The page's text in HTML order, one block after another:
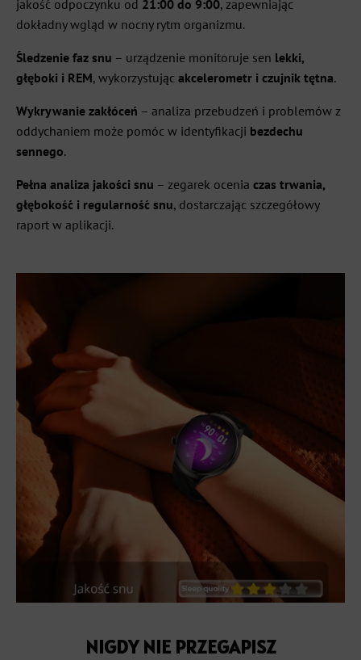
jakość odpoczynku od 21:00 do 9:00, zapewniając
dokładny wgląd w nocny rytm organizmu.
Śledzenie faz snu – urządzenie monitoruje sen lekki,
głęboki i REM, wykorzystując akcelerometr i czujnik tętna.
Wykrywanie zakłóceń – analiza przebudzeń i problemów z
oddychaniem może pomóc w identyfikacji bezdechu
sennego.
Pełna analiza jakości snu – zegarek ocenia czas trwania,
głębokość i regularność snu, dostarczając szczegółowy
raport w aplikacji.
NIGDY NIE PRZEGAPISZ